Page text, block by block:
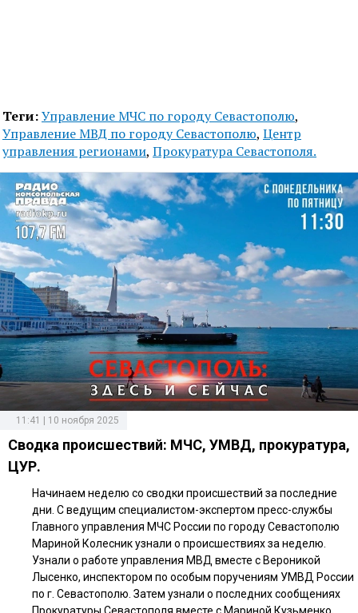
Теги:Управление МЧС по городу Севастополю,
Управление МВД по городу Севастополю, Центр
управления регионами, Прокуратура Севастополя.
11:41 | 10 ноября 2025
Сводка происшествий: МЧС, УМВД, прокуратура,
ЦУР.
Начинаем неделю со сводки происшествий за последние
дни. С ведущим специалистом-экспертом пресс-службы
Главного управления МЧС России по городу Севастополю
Мариной Колесник узнали о происшествиях за неделю.
Узнали о работе управления МВД вместе с Вероникой
Лысенко, инспектором по особым поручениям УМВД России
по г. Севастополю. Затем узнали о последних сообщениях